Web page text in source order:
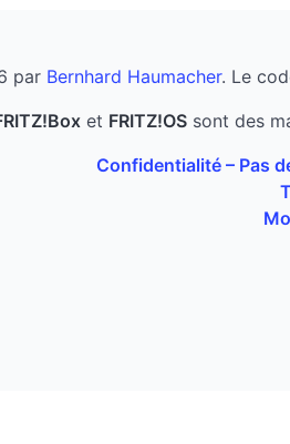
par Bernhard Haumacher. Le
et FRITZ!OSsont des
Confidentialité – Pas